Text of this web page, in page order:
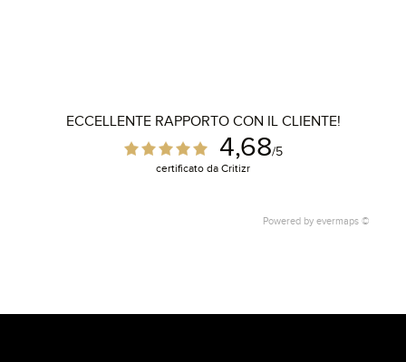
ECCELLENTE RAPPORTO CON IL CLIENTE!
4,68/5
certificato da Critizr
Powered by evermaps ©